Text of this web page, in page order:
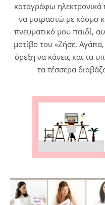
καταγράφω
να μοιραστώ με κόσμο
πνευματικό μου παιδί,
μοτίβο του «Ζήσε,
όρεξη να κάνεις και τα
τα τέσσερα